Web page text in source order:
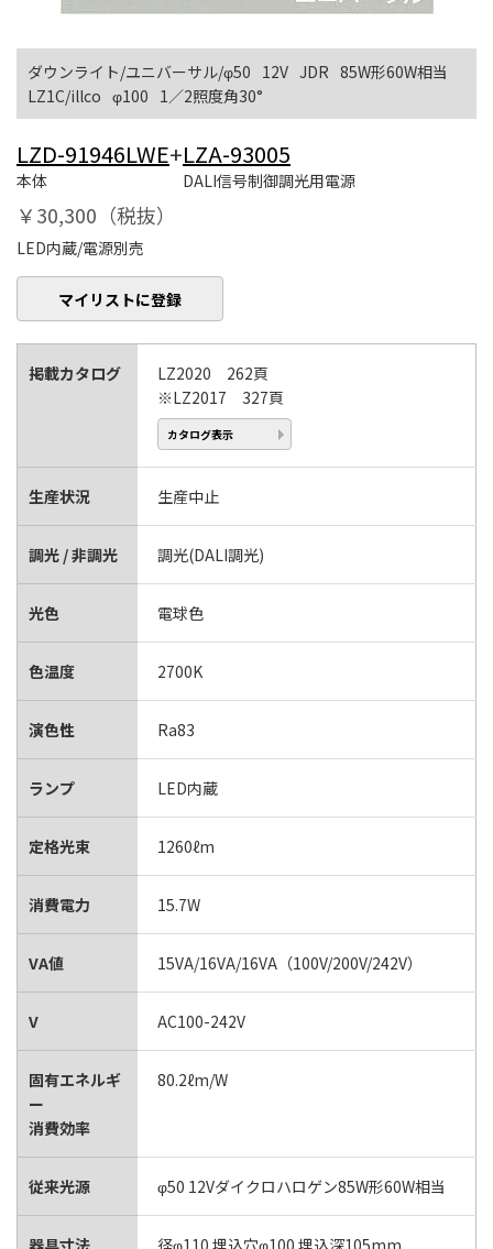
ダウンライト/ユニバーサル/φ50 12V JDR 85W形60W相当
LZ1C/illco φ100 1／2照度角30°
LZD-91946LWE+
本体
LZA-93005
DALI信号制御調光用電源
￥30,300（税抜）
LED内蔵/電源別売
マイリストに登録
掲載カタログ
LZ2020 262頁
※LZ2017 327頁
カタログ表示
生産状況 生産中止
調光 / 非調光 調光(DALI調光)
光色 電球色
色温度 2700K
演色性 Ra83
ランプ LED内蔵
定格光束 1260ℓm
消費電力 15.7W
VA値 15VA/16VA/16VA（100V/200V/242V）
V AC100-242V
固有エネルギ
ー
消費効率
80.2ℓm/W
従来光源 φ50 12Vダイクロハロゲン85W形60W相当